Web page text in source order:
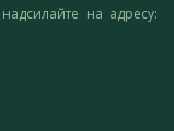
на адресу: